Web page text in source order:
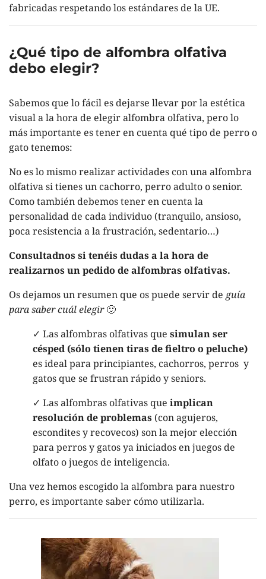
fabricadas respetando los estándares de la UE.
¿Qué tipo de alfombra olfativa
debo elegir?
Sabemos que lo fácil es dejarse llevar por la estética
visual a la hora de elegir alfombra olfativa, pero lo
más importante es tener en cuenta qué tipo de perro o
gato tenemos:
No es lo mismo realizar actividades con una alfombra
olfativa si tienes un cachorro, perro adulto o senior.
Como también debemos tener en cuenta la
personalidad de cada individuo (tranquilo, ansioso,
poca resistencia a la frustración, sedentario…)
Consultadnos si tenéis dudas a la hora de
realizarnos un pedido de alfombras olfativas.
Os dejamos un resumen que os puede servir de guía
para saber cuál elegir🙂
✓ Las alfombras olfativas que simulan ser
césped (sólo tienen tiras de fieltro o peluche)
es ideal para principiantes, cachorros, perros y
gatos que se frustran rápido y seniors.
✓ Las alfombras olfativas que implican
resolución de problemas (con agujeros,
escondites y recovecos) son la mejor elección
para perros y gatos ya iniciados en juegos de
olfato o juegos de inteligencia.
Una vez hemos escogido la alfombra para nuestro
perro, es importante saber cómo utilizarla.